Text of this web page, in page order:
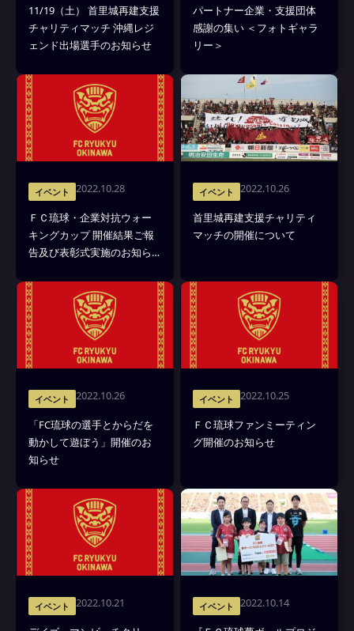
11/19（土） 首里城再建支援
チャリティマッチ 沖縄レジ
ェンド出場選手のお知らせ
パートナー企業・支援団体
感謝の集い ＜フォトギャラ
リー＞
イベント 2022.10.28
ＦＣ琉球・企業対抗ウォー
キングカップ 開催結果ご報
告及び表彰式実施のお知ら
イベント 2022.10.26
首里城再建支援チャリティ
マッチの開催について
イベント 2022.10.26
「FC琉球の選手とからだを
動かして遊ぼう」開催のお
知らせ
イベント 2022.10.25
ＦＣ琉球ファンミーティン
グ開催のお知らせ
イベント 2022.10.21 イベント 2022.10.14